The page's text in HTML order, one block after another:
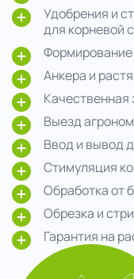
Удобрения и
для корневой
Формирование
Анкера и
Качественная
Выезд
Ввод и вывод
Стимуляция
Обработка от
Обрезка и
Гарантия на